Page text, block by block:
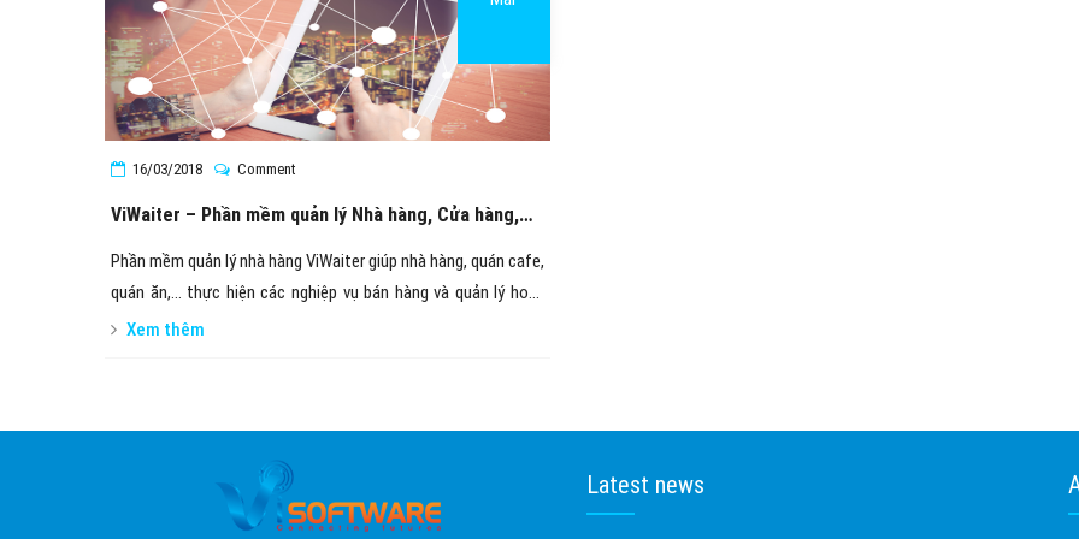
16/03/2018 Comment
ViWaiter – Phần mềm quản lý Nhà hàng, Cửa hàng,
Quán cafe
Phần mềm quản lý nhà hàng ViWaiter giúp nhà hàng, quán cafe,
quán ăn,... thực hiện các nghiệp vụ bán hàng và quản lý hoạt
động kinh doanh chở nên nhanh chóng, thuận tiện và chính
Xem thêm
Latest news